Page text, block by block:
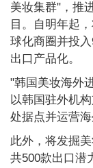
美妆集群"，推
目。自明年起
球化商圈并投
出口产品化。
"韩国美妆海外
以韩国驻外机
处据点并运营海
此外，将发掘
共500款出口潜